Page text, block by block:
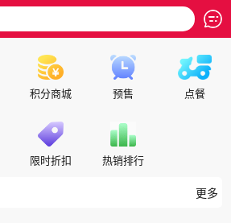
积分商城 预售 点餐
限时折扣 热销排行
更多